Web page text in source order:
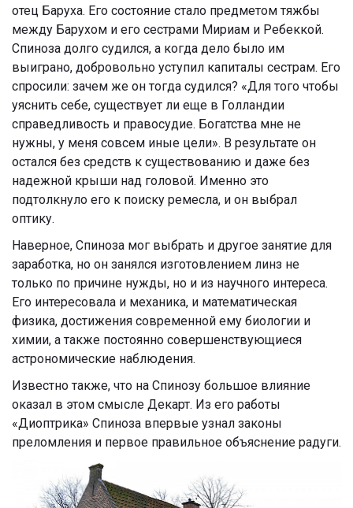
отец Баруха. Его состояние стало предметом тяжбы
между Барухом и его сестрами Мириам и Ребеккой.
Спиноза долго судился, а когда дело было им
выиграно, добровольно уступил капиталы сестрам. Его
спросили: зачем же он тогда судился? «Для того чтобы
уяснить себе, существует ли еще в Голландии
справедливость и правосудие. Богатства мне не
нужны, у меня совсем иные цели». В результате он
остался без средств к существованию и даже без
надежной крыши над головой. Именно это
подтолкнуло его к поиску ремесла, и он выбрал
оптику.
Наверное, Спиноза мог выбрать и другое занятие для
заработка, но он занялся изготовлением линз не
только по причине нужды, но и из научного интереса.
Его интересовала и механика, и математическая
физика, достижения современной ему биологии и
химии, а также постоянно совершенствующиеся
астрономические наблюдения.
Известно также, что на Спинозу большое влияние
оказал в этом смысле Декарт. Из его работы
«Диоптрика» Спиноза впервые узнал законы
преломления и первое правильное объяснение радуги.